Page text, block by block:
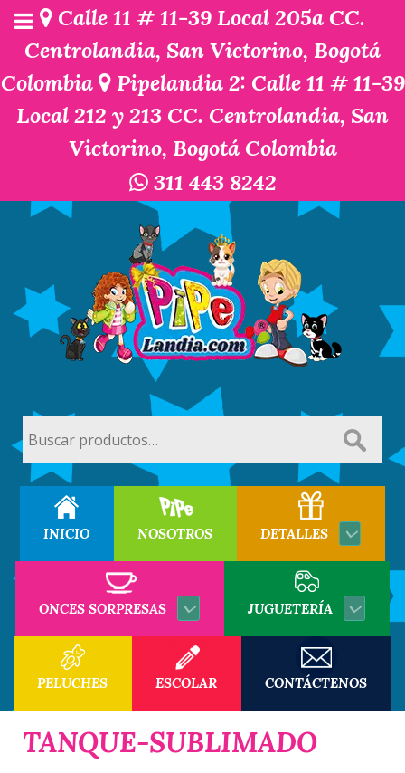
Calle 11 # 11-39 Local 205a CC.
Centrolandia, San Victorino, Bogotá
Colombia
Pipelandia 2: Calle 11 # 11-39
Local 212 y 213 CC. Centrolandia, San
Victorino, Bogotá Colombia
311 443 8242
por:
INICIO NOSOTROS DETALLES
ONCES SORPRESAS JUGUETERÍA
PELUCHES ESCOLAR CONTÁCTENOS
TANQUE-SUBLIMADO